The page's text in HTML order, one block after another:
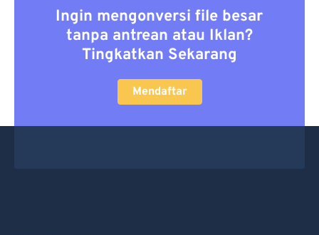
Ingin mengonversi file besar
tanpa antrean atau Iklan?
Tingkatkan Sekarang
Mendaftar